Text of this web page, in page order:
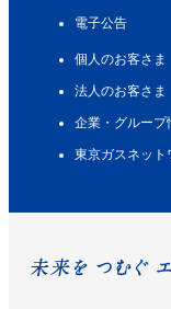
電子公告
個人のお客さま
法人のお客さま
企業・グループ
東京ガスネット